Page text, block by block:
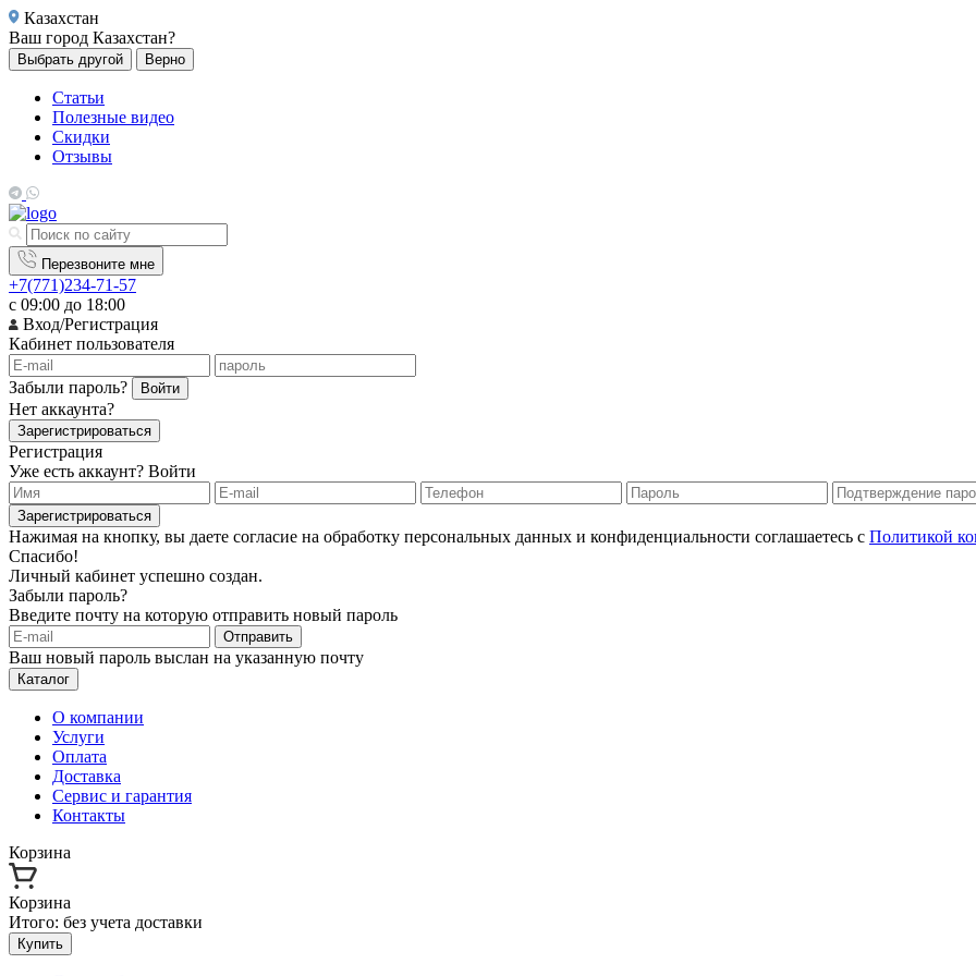
Казахстан
Ваш город Казахстан?
Выбрать другой Верно
Статьи
Полезные видео
Скидки
Отзывы
Перезвоните мне
+7(771)234-71-57
с 09:00 до 18:00
Вход/Регистрация
Кабинет пользователя
Забыли пароль? Войти
Нет аккаунта?
Зарегистрироваться
Регистрация
Уже есть аккаунт? Войти
Зарегистрироваться
Нажимая на кнопку, вы даете согласие на обработку персональных данных и конфиденциальности соглашаетесь с Политикой
Спасибо!
Личный кабинет успешно создан.
Забыли пароль?
Введите почту на которую отправить новый пароль
Отправить
Ваш новый пароль выслан на указанную почту
Каталог
О компании
Услуги
Оплата
Доставка
Сервис и гарантия
Контакты
Корзина
Корзина
Итого: без учета доставки
Купить